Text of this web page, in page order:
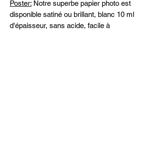
Poster: Notre superbe papier photo est
disponible satiné ou brillant, blanc 10 ml
d'épaisseur, sans acide, facile à